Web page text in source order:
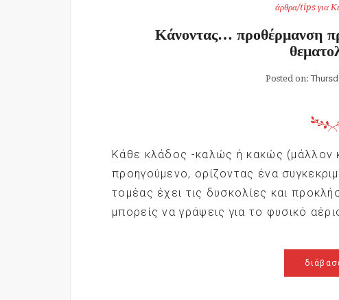
άρθρα/tips για
Κάνοντας… προθέρμανση
Posted on:
Κάθε κλάδος -καλώς ή κακώς (μάλλον
προηγούμενο, ορίζοντας ένα
τομέας έχει τις δυσκολίες και
μπορείς να γράψεις για το φυσικό